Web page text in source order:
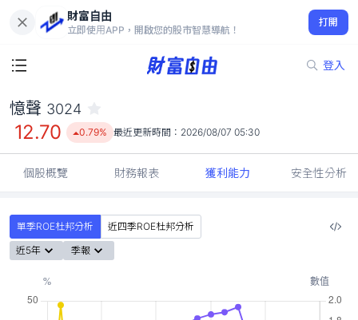
財富自由
立即使用APP，開啟您的股市智慧導航！
打開
登入
12.70
0.79%
憶聲 3024
12.70 0.79% 最近更新時間： 2026/08/07 05:30
個股概覽 財務報表 獲利能力 安全性分析
單季ROE杜邦分析
近四季ROE杜邦分析
近5年
季報